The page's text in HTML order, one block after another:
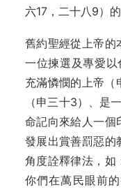
六17，二十八9）
舊約聖經從上帝的
一位揀選及專愛
充滿憐憫的上帝（
（申三十3）、是
命記向來給人一個
發展出賞善罰惡的
角度詮釋律法，如
你們在萬民眼前